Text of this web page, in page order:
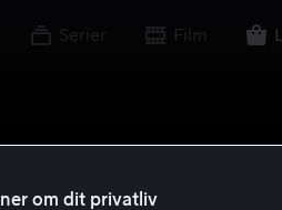
Serier Film
om dit privatliv